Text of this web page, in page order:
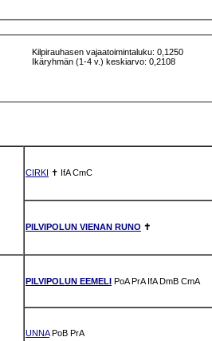
Kilpirauhasen vajaatoimintaluku: 0,1250
Ikäryhmän (1-4 v.) keskiarvo: 0,2108
CIRKI ✝ IfA CmC
PILVIPOLUN VIENAN RUNO ✝
PILVIPOLUN EEMELI PoA PrA IfA DmB CmA
UNNA PoB PrA